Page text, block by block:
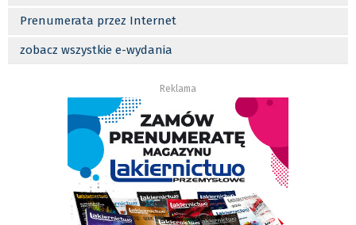
Prenumerata przez Internet
zobacz wszystkie e-wydania
Reklama